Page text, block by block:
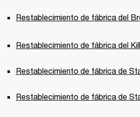
Restablecimiento de fábrica del
Restablecimiento de fábrica del
Restablecimiento de fábrica de
Restablecimiento de fábrica de